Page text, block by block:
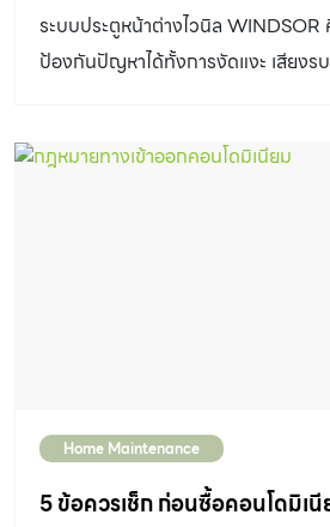
ระบบประตูหน้าต่างไวนิล WINDSOR
ป้องกันปัญหาได้ทั้งการงัดแงะ เสียง
Home Maintenance
5 ข้อควรเช็ก ก่อนซื้อคอนโดมิเ